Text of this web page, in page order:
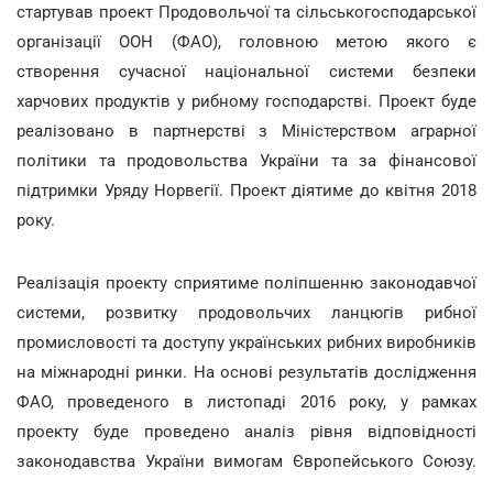
стартував проект Продовольчої та сільськогосподарської
організації ООН (ФАО), головною метою якого є
створення сучасної національної системи безпеки
харчових продуктів у рибному господарстві. Проект буде
реалізовано в партнерстві з Міністерством аграрної
політики та продовольства України та за фінансової
підтримки Уряду Норвегії. Проект діятиме до квітня 2018
року.
Реалізація проекту сприятиме поліпшенню законодавчої
системи, розвитку продовольчих ланцюгів рибної
промисловості та доступу українських рибних виробників
на міжнародні ринки. На основі результатів дослідження
ФАО, проведеного в листопаді 2016 року, у рамках
проекту буде проведено аналіз рівня відповідності
законодавства України вимогам Європейського Союзу.